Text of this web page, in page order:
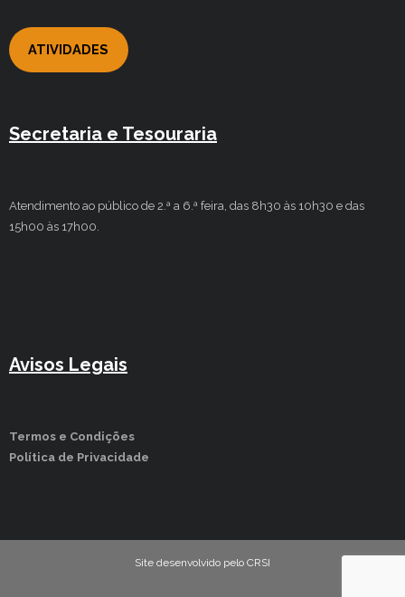
ATIVIDADES
Secretaria e Tesouraria
Atendimento ao público de 2.ª a 6.ª feira, das 8h30 às 10h30 e das
15h00 às 17h00.
Avisos Legais
Termos e Condições
Política de Privacidade
Site desenvolvido pelo CRSI